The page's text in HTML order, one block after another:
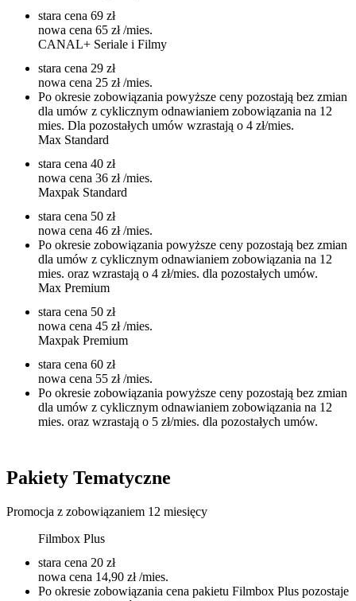
stara cena 69 zł
nowa cena 65 zł/mies.
CANAL+ Seriale i Filmy
stara cena 29 zł
nowa cena 25 zł/mies.
Po okresie zobowiązania powyższe ceny pozostają bez zmian
dla umów z cyklicznym odnawianiem zobowiązania na 12
mies. Dla pozostałych umów wzrastają o 4 zł/mies.
Max Standard
stara cena 40 zł
nowa cena 36 zł/mies.
Maxpak Standard
stara cena 50 zł
nowa cena 46 zł/mies.
Po okresie zobowiązania powyższe ceny pozostają bez zmian
dla umów z cyklicznym odnawianiem zobowiązania na 12
mies. oraz wzrastają o 4 zł/mies. dla pozostałych umów.
Max Premium
stara cena 50 zł
nowa cena 45 zł/mies.
Maxpak Premium
stara cena 60 zł
nowa cena 55 zł/mies.
Po okresie zobowiązania powyższe ceny pozostają bez zmian
dla umów z cyklicznym odnawianiem zobowiązania na 12
mies. oraz wzrastają o 5 zł/mies. dla pozostałych umów.
Pakiety Tematyczne
Promocja z zobowiązaniem 12 miesięcy
Filmbox Plus
stara cena 20 zł
nowa cena 14,90 zł/mies.
Po okresie zobowiązania cena pakietu Filmbox Plus pozostaje